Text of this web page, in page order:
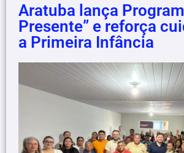
Aratuba lança
Presente” e reforça
a Primeira Infância